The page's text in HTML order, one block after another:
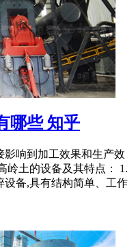
哪些 知乎
影响到加工效果和生产效
岭土的设备及其特点： 1.
备,具有结构简单、工作